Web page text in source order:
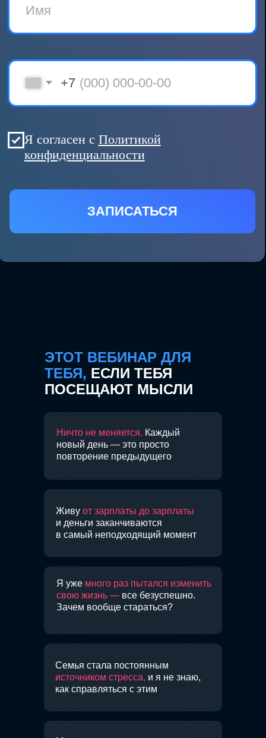
ЭТОТ ВЕБИНАР ДЛЯ
ТЕБЯ, ЕСЛИ ТЕБЯ
ПОСЕЩАЮТ МЫСЛИ
Ничто не меняется. Каждый
новый день — это просто
повторение предыдущего
Живу от зарплаты до зарплаты
и деньги заканчиваются
в самый неподходящий момент
Я уже много раз пытался изменить
свою жизнь — все безуспешно.
Зачем вообще стараться?
Семья стала постоянным
источником стресса, и я не знаю,
как справляться с этим